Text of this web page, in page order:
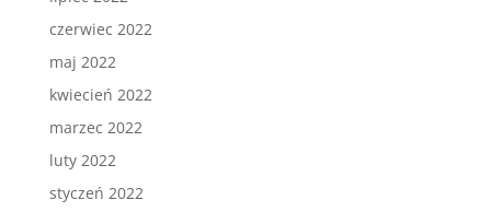
czerwiec 2022
maj 2022
kwiecień 2022
marzec 2022
luty 2022
styczeń 2022